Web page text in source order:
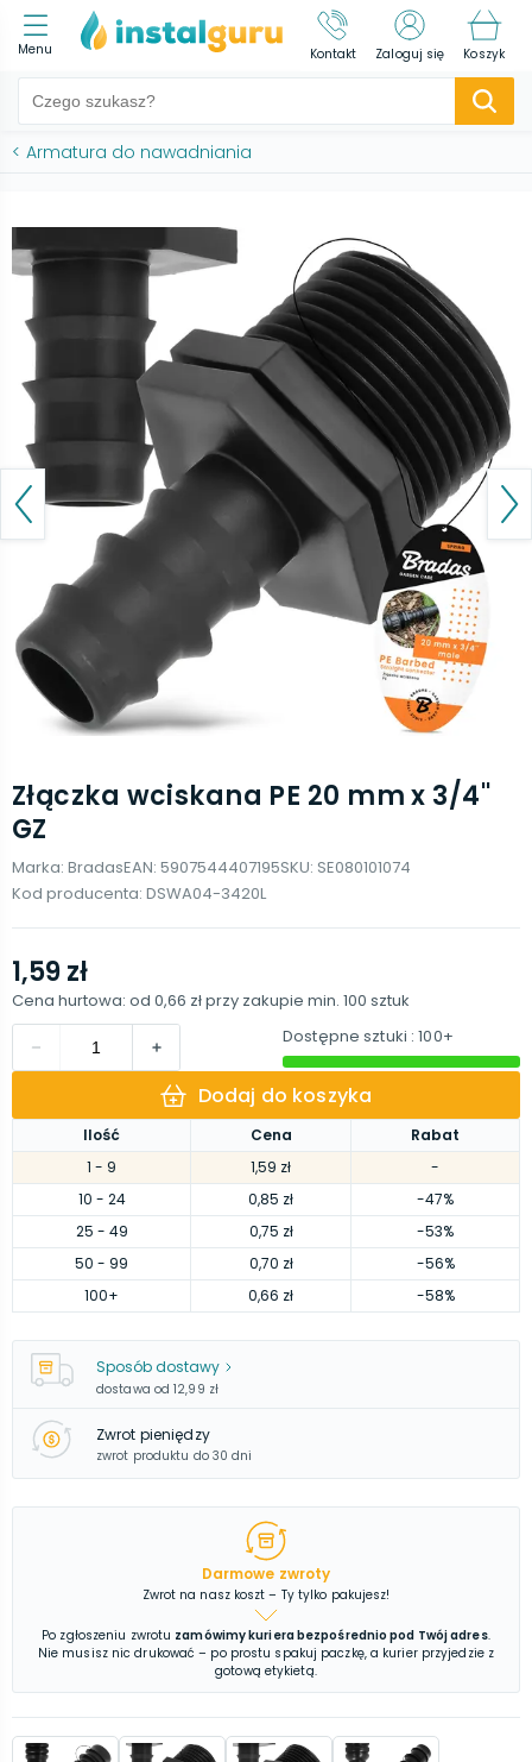
Menu Kontakt Zaloguj się Koszyk
< Armatura do nawadniania
Złączka wciskana PE 20 mm x 3/4''
GZ
Marka: BradasEAN: 5907544407195SKU: SE080101074
Kod producenta: DSWA04-3420L
Ilość Cena
Rabat
1 - 9 1,59 zł
-
10 - 24 0,85 zł
-47%
25 - 49 0,75 zł
-53%
50 - 99 0,70 zł
-56%
100+ 0,66 zł -58%
1,59 zł
Cena hurtowa: od 0,66 złprzy zakupie min. 100 sztuk
Dostępne sztuki : 100+
Dodaj do koszyka
Sposób dostawy
dostawa od 12,99 zł
Zwrot pieniędzy
zwrot produktu do 30 dni
Darmowe zwroty
Zwrot na nasz koszt – Ty tylko pakujesz!
Po zgłoszeniu zwrotu zamówimy kuriera bezpośrednio pod Twój adres.
Nie musisz nic drukować – po prostu spakuj paczkę, a kurier przyjedzie z
gotową etykietą.